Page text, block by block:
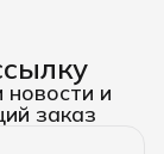
и
заказ